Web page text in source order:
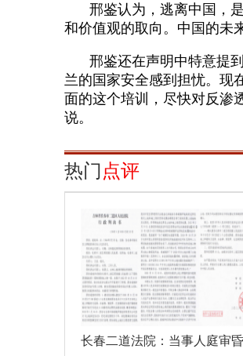
邢鉴认为，逃离中国，
和价值观的取向。中国的未
邢鉴还在声明中特意提
兰的国家安全感到担忧。现
面的这个培训，尽快对反渗
说。
热门 点评
长春二道法院：当事人庭审